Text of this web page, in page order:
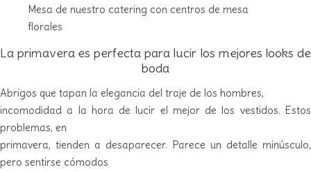
Mesa de nuestro catering con centros de mesa
florales
La primavera es perfecta para lucir los mejores looks de
boda
Abrigos que tapan la elegancia del traje de los hombres,
incomodidad a la hora de lucir el mejor de los vestidos. Estos
problemas, en
primavera, tienden a desaparecer. Parece un detalle minúsculo,
pero sentirse cómodos